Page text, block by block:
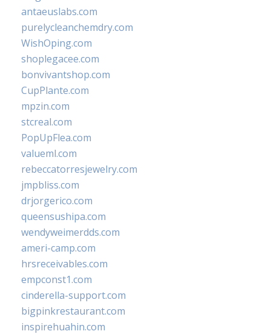
antaeuslabs.com
purelycleanchemdry.com
WishOping.com
shoplegacee.com
bonvivantshop.com
CupPlante.com
mpzin.com
stcreal.com
PopUpFlea.com
valueml.com
rebeccatorresjewelry.com
jmpbliss.com
drjorgerico.com
queensushipa.com
wendyweimerdds.com
ameri-camp.com
hrsreceivables.com
empconst1.com
cinderella-support.com
bigpinkrestaurant.com
inspirehuahin.com